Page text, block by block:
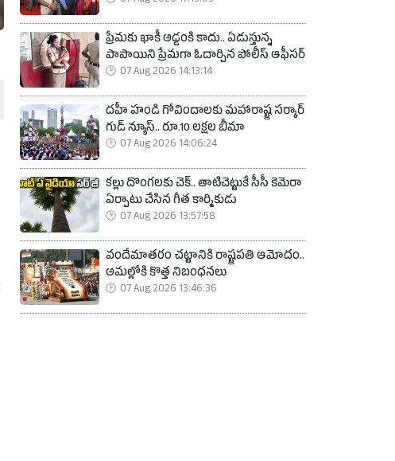
ప్రేమకు ఖాకీ అడ్డంకి కాదు.. ఏడుస్తున్న
పాపాయిని ప్రేమగా ఓదార్చిన పోలీస్ ఆఫీసర్
07 Aug 2026 14:13:14
దహీ హండి గోవిందాలకు మహారాష్ట్ర సర్కార్
గుడ్ న్యూస్.. రూ.10 లక్షల బీమా
07 Aug 2026 14:06:24
కల్లు దొంగలకు చెక్.. తాటిచెట్టుకే సీసీ కెమెరా
ఏర్పాటు చేసిన గీత కార్మికుడు
07 Aug 2026 13:57:58
వందేమాతరం చట్టానికి రాష్ట్రపతి ఆమోదం..
అమల్లోకి కొత్త నిబంధనలు
07 Aug 2026 13:46:36